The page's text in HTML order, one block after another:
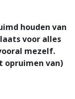
houden van
voor alles
mezelf.
opruimen van)